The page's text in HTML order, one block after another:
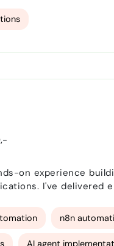
on experience
I've delivered
n8n
AI agent